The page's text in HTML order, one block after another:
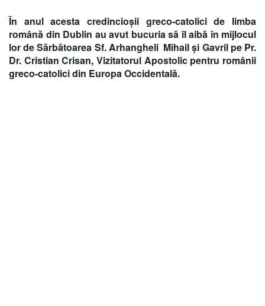
În anul acesta credincioșii greco-catolici de limba
română din Dublin au avut bucuria să îl aibă în mijlocul
lor de Sărbătoarea Sf. Arhangheli Mihail și Gavril pe Pr.
Dr. Cristian Crisan, Vizitatorul Apostolic pentru românii
greco-catolici din Europa Occidentală.